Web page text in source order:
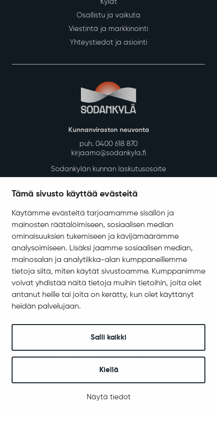
Tämä sivusto käyttää evästeitä
Käytämme evästeitä tarjoamamme sisällön ja
mainosten räätälöimiseen, sosiaalisen median
ominaisuuksien tukemiseen ja kävijämäärämme
analysoimiseen. Lisäksi jaamme sosiaalisen median,
mainosalan ja analytiikka-alan kumppaneillemme
tietoja siitä, miten käytät sivustoamme. Kumppanimme
voivat yhdistää näitä tietoja muihin tietoihin, joita olet
antanut heille tai joita on kerätty, kun olet käyttänyt
heidän palvelujaan.
Salli kaikki
Kiellä
Näytä tiedot
Kylät
Osallistu ja vaikuta
Viestintä ja markkinointi
Yhteystiedot ja asiointi
Kunnanviraston neuvonta
puh. 0400 618 870
kirjaamo@sodankyla.fi
Sodankylän kunnan laskutusosoite
Asiakirjajulkisuuskuvaus
Evästeiden hallinta
Yhteystiedot
Jäämerentie 1, 99601 Sodankylä
Kaikki yhteystiedot
Henkilökunnan intranet
Seuraa meitä